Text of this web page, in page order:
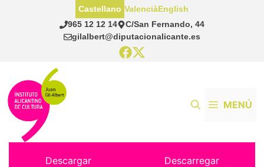
965 12 12 14
C/San Fernando, 44
gilalbert@diputacionalicante.es
Castellano ValenciàEnglish
MENÚ
Descargar
Descarregar